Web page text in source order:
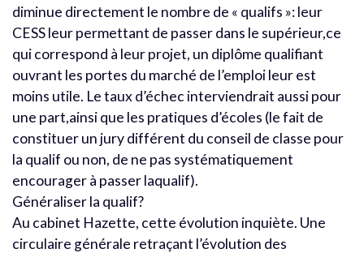
diminue directement le nombre de « qualifs »: leur
CESS leur permettant de passer dans le supérieur,ce
qui correspond à leur projet, un diplôme qualifiant
ouvrant les portes du marché de l’emploi leur est
moins utile. Le taux d’échec interviendrait aussi pour
une part,ainsi que les pratiques d’écoles (le fait de
constituer un jury différent du conseil de classe pour
la qualif ou non, de ne pas systématiquement
encourager à passer laqualif).
Généraliser la qualif?
Au cabinet Hazette, cette évolution inquiète. Une
circulaire générale retraçant l’évolution des